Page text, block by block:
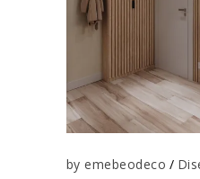
byemebeodeco